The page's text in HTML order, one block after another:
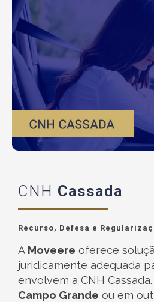
CNH Cassada
Recurso, Defesa e
A Moveere oferece
juridicamente adequada
envolvem a CNH
Campo Grande ou em